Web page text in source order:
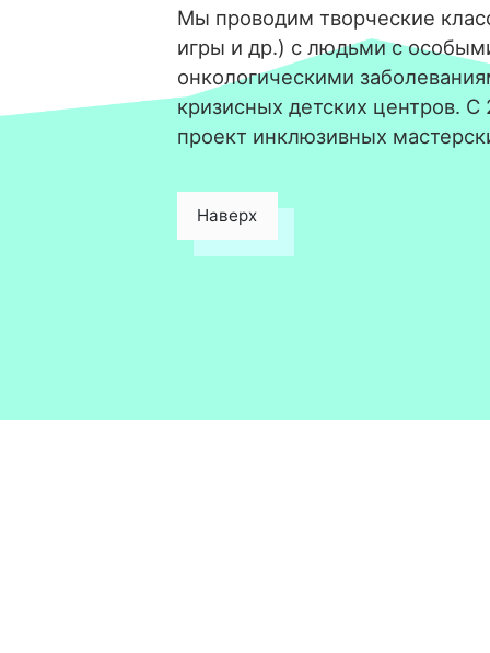
Мы проводим творческие
игры и др.) с людьми с
онкологическими
кризисных детских центров.
проект инклюзивных
Наверх